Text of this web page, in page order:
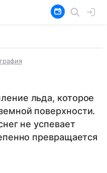
льда, которое
поверхности.
не успевает
превращается